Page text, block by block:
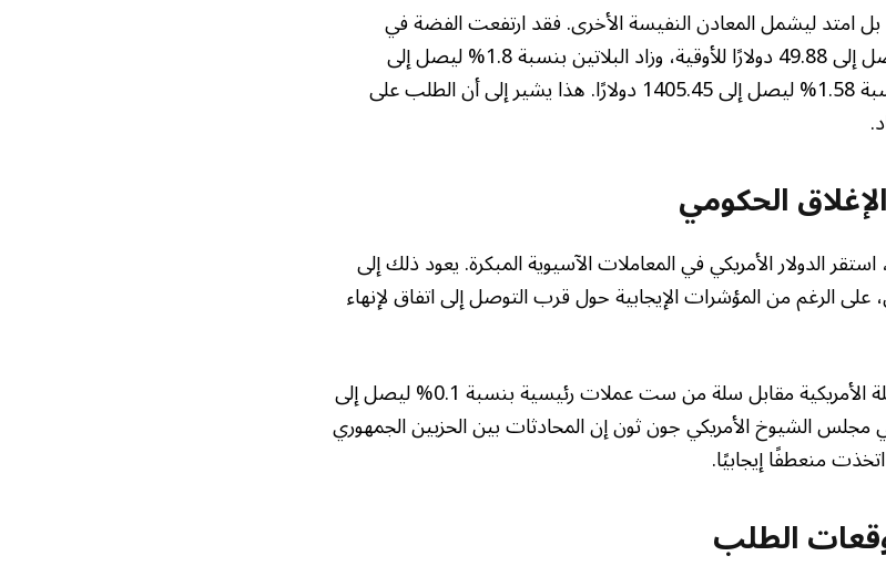
امتد ليشمل المعادن النفيسة الأخرى. فقد ارتفعت الفضة في
المعاملات الفورية بنسبة 3.18% لتصل إلى 49.88 دولارًا للأوقية، وزاد البلاتين بنسبة 1.8% ليصل إلى
1578.41 دولارًا، وصعد البلاديوم بنسبة 1.58% ليصل إلى 1405.45 دولارًا. هذا يشير إلى أن الطلب على
الحكومي
، استقر الدولار الأمريكي في المعاملات الآسيوية المبكرة. يعود ذلك إلى
على الرغم من المؤشرات الإيجابية حول قرب التوصل إلى اتفاق لإنهاء
انخفض الدولار الذي يقيس أداء العملة الأمريكية مقابل سلة من ست عملات رئيسية بنسبة 0.1% ليصل إلى
في مجلس الشيوخ الأمريكي جون ثون إن المحادثات بين الحزبين الجمهوري
منعطفًا إيجابيًا.
الطلب